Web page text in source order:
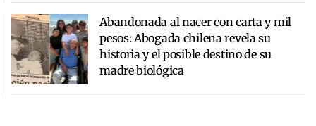
Abandonada al nacer con carta y mil
pesos: Abogada chilena revela su
historia y el posible destino de su
madre biológica